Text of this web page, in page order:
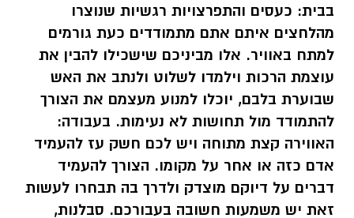
בבית: כעסים והתפרצויות רגשיות שנוצרו
מהלחצים איתם אתם מתמודדים כעת גורמים
למתח באוויר. אלו מביניכם שישכילו להבין את
עוצמת הרכות וילמדו לשלוט ולנתב את האש
שבוערת בלבם, יוכלו למנוע מעצמם את הצורך
להתמודד מול תחושות לא נעימות. בעבודה:
האווירה קצת מתוחה ויש לכם חשק עז להעמיד
אדם כזה או אחר על מקומו. הצורך להעמיד
דברים על דיוקם מוצדק ולדרך בה תבחרו לעשות
זאת יש משמעות חשובה בעבורכם. סבלנות,